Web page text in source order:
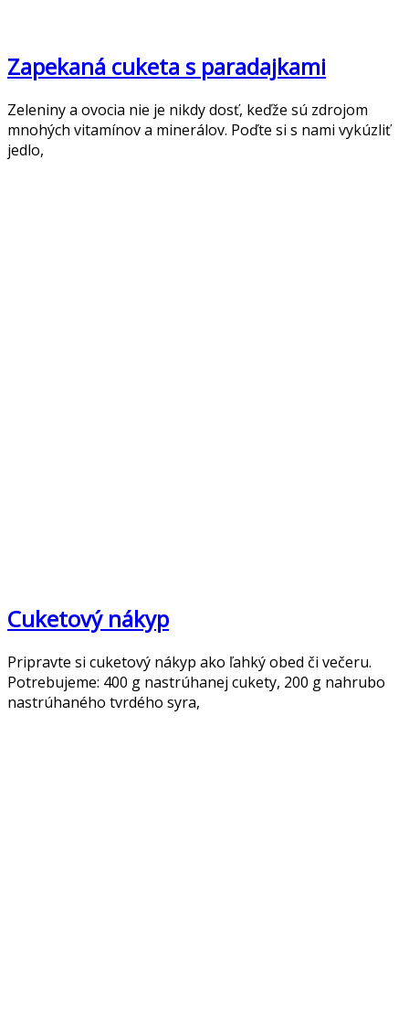
Zapekaná cuketa s paradajkami
Zeleniny a ovocia nie je nikdy dosť, keďže sú zdrojom
mnohých vitamínov a minerálov. Poďte si s nami vykúzliť
jedlo,
Cuketový nákyp
Pripravte si cuketový nákyp ako ľahký obed či večeru.
Potrebujeme: 400 g nastrúhanej cukety, 200 g nahrubo
nastrúhaného tvrdého syra,